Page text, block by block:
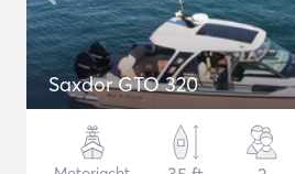
Saxdor GTO 320